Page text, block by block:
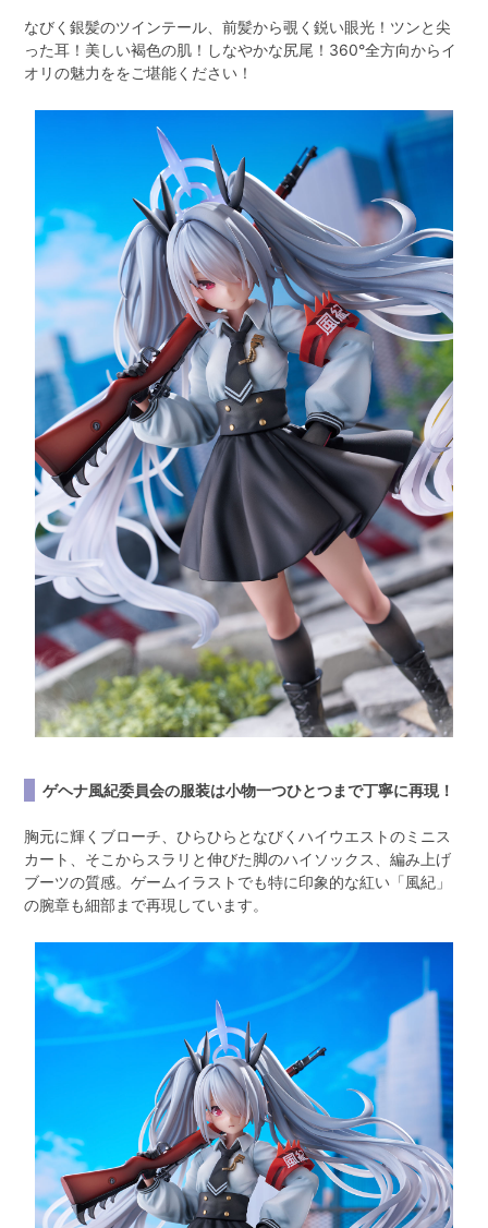
なびく銀髪のツインテール、前髪から覗く鋭い眼光！ツンと尖
った耳！美しい褐色の肌！しなやかな尻尾！360°全方向からイ
オリの魅力ををご堪能ください！
ゲヘナ風紀委員会の服装は小物一つひとつまで丁寧に再現！
胸元に輝くブローチ、ひらひらとなびくハイウエストのミニス
カート、そこからスラリと伸びた脚のハイソックス、編み上げ
ブーツの質感。ゲームイラストでも特に印象的な紅い「風紀」
の腕章も細部まで再現しています。